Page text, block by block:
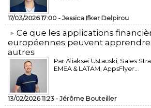
17/03/2026 17:00 -Jessica Ifker Delpirou
​Ce que les applications
européennes peuvent apprendre
autres
Par Aliaksei Ustauski, Sales
EMEA & LATAM, AppsFlyer...
13/02/2026 11:23 -Jérôme Bouteiller